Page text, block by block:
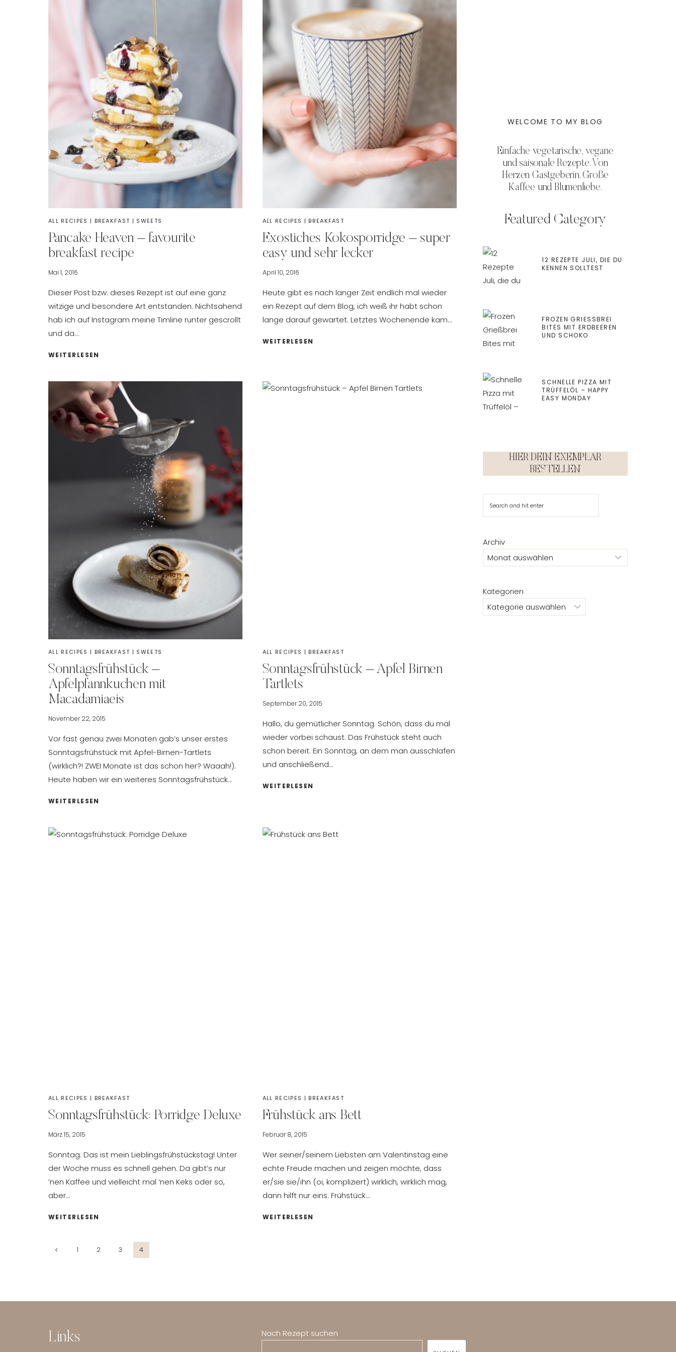
ALL RECIPES | BREAKFAST | SWEETS
Pancake Heaven – favourite
breakfast recipe
Mai 1, 2016
Dieser Post bzw. dieses Rezept ist auf eine ganz
witzige und besondere Art entstanden. Nichtsahend
hab ich auf Instagram meine Timline runter gescrollt
und da…
WEITERLESEN
FAVOURITE
BREAKFAST
RECIPE
ALL RECIPES | BREAKFAST
Exostiches Kokosporridge – super
easy und sehr lecker
April 10, 2016
Heute gibt es nach langer Zeit endlich mal wieder
ein Rezept auf dem Blog, ich weiß ihr habt schon
lange darauf gewartet. Letztes Wochenende kam…
WEITERLESEN
ALL RECIPES | BREAKFAST | SWEETS
Sonntagsfrühstück –
Apfelpfannkuchen mit
Macadamiaeis
November 22, 2015
Vor fast genau zwei Monaten gab’s unser erstes
Sonntagsfrühstück mit Apfel-Birnen-Tartlets
(wirklich?! ZWEI Monate ist das schon her? Waaah!).
Heute haben wir ein weiteres Sonntagsfrühstück…
WEITERLESEN
MIT
ALL RECIPES | BREAKFAST
Sonntagsfrühstück – Apfel Birnen
Tartlets
September 20, 2015
Hallo, du gemütlicher Sonntag. Schön, dass du mal
wieder vorbei schaust. Das Frühstück steht auch
schon bereit. Ein Sonntag, an dem man ausschlafen
und anschließend…
WEITERLESEN
ALL RECIPES | BREAKFAST
Sonntagsfrühstück: Porridge Deluxe
März 15, 2015
Sonntag. Das ist mein Lieblingsfrühstückstag! Unter
der Woche muss es schnell gehen. Da gibt’s nur
’nen Kaffee und vielleicht mal ’nen Keks oder so,
aber…
WEITERLESEN
ALL RECIPES | BREAKFAST
Frühstück ans Bett
Februar 8, 2015
Wer seiner/seinem Liebsten am Valentinstag eine
echte Freude machen und zeigen möchte, dass
er/sie sie/ihn (oi, kompliziert) wirklich, wirklich mag,
dann hilft nur eins: Frühstück…
WEITERLESEN
Seitennavigation
Vorherige
1 2 3 4
WELCOME TO MY BLOG
Einfache vegetarische, vegane
und saisonale Rezepte. Von
Herzen Gastgeberin. Große
Kaffee und Blumenliebe.
Featured Category
12 REZEPTE JULI, DIE DU
KENNEN SOLLTEST
FROZEN GRIESSBREI B
ITES MIT ERDBEEREN U
ND SCHOKO
SCHNELLE PIZZA MIT
TRÜFFELÖL – HAPPY
EASY MONDAY
HIER DEIN EXEMPLAR
BESTELLEN
Archiv
Kategorien
Links Nach Rezept suchen